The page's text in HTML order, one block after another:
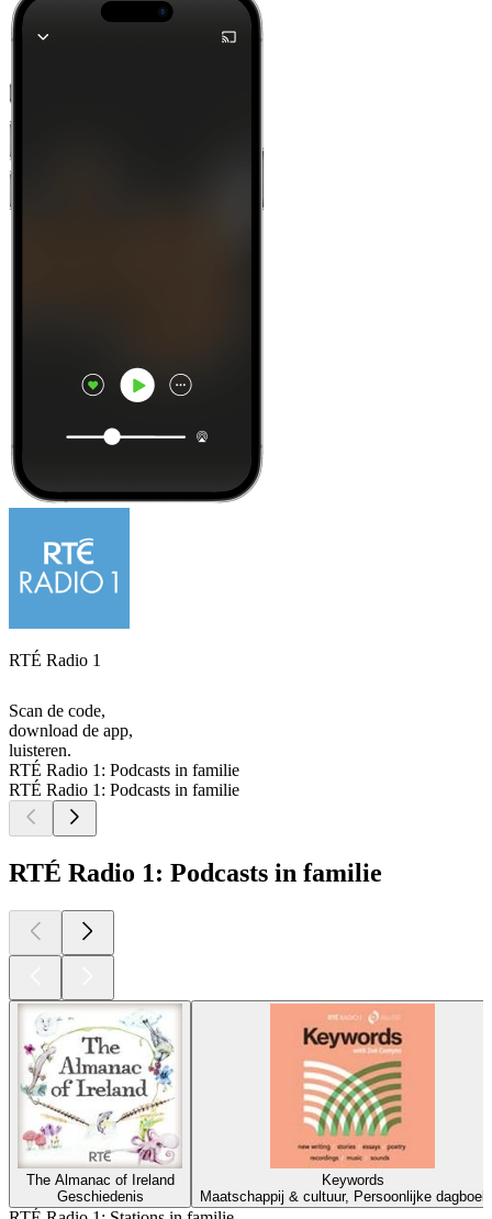
RTÉ Radio 1
Scan de code,
download de app,
luisteren.
RTÉ Radio 1: Podcasts in familie
RTÉ Radio 1: Podcasts in familie
RTÉ Radio 1: Podcasts in familie
The Almanac of Ireland
Geschiedenis
Keywords
Maatschappij & cultuur, Persoonlijke